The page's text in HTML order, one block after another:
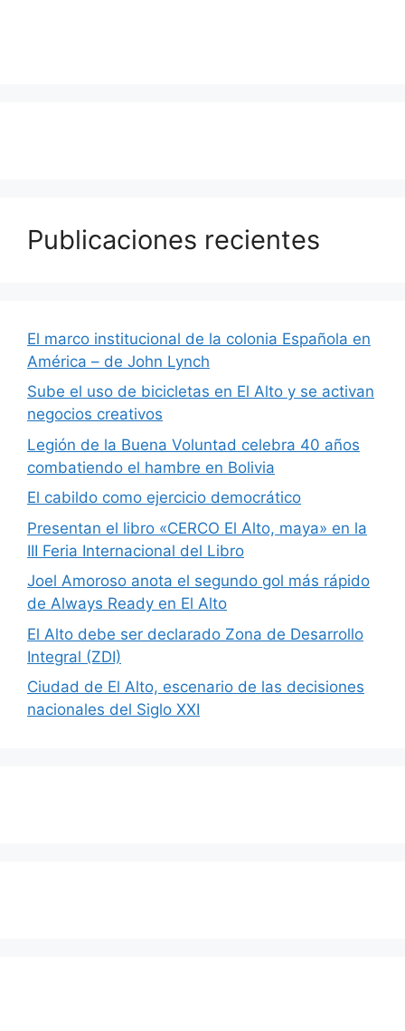
Publicaciones recientes
El marco institucional de la colonia Española en
América – de John Lynch
Sube el uso de bicicletas en El Alto y se activan
negocios creativos
Legión de la Buena Voluntad celebra 40 años
combatiendo el hambre en Bolivia
El cabildo como ejercicio democrático
Presentan el libro «CERCO El Alto, maya» en la
III Feria Internacional del Libro
Joel Amoroso anota el segundo gol más rápido
de Always Ready en El Alto
El Alto debe ser declarado Zona de Desarrollo
Integral (ZDI)
Ciudad de El Alto, escenario de las decisiones
nacionales del Siglo XXI